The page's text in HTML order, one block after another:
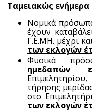
Ταμειακώς
Νομικά
έχουν
Γ.Ε.ΜΗ. μέχρι
των εκλογών
Φυσικά
ημεδαπών
τήρησης
στο
των εκλογών